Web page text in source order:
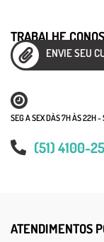
SEG A SEX DÀS 7H ÀS 22H
(51) 4100-
TRABALHE
ENVIE SEU
ATENDIMENTOS